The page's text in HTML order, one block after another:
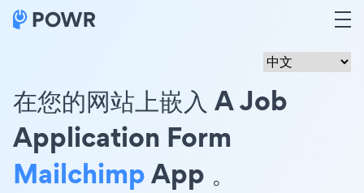
在您的网站上嵌入 A Job
Application Form
MailchimpApp 。